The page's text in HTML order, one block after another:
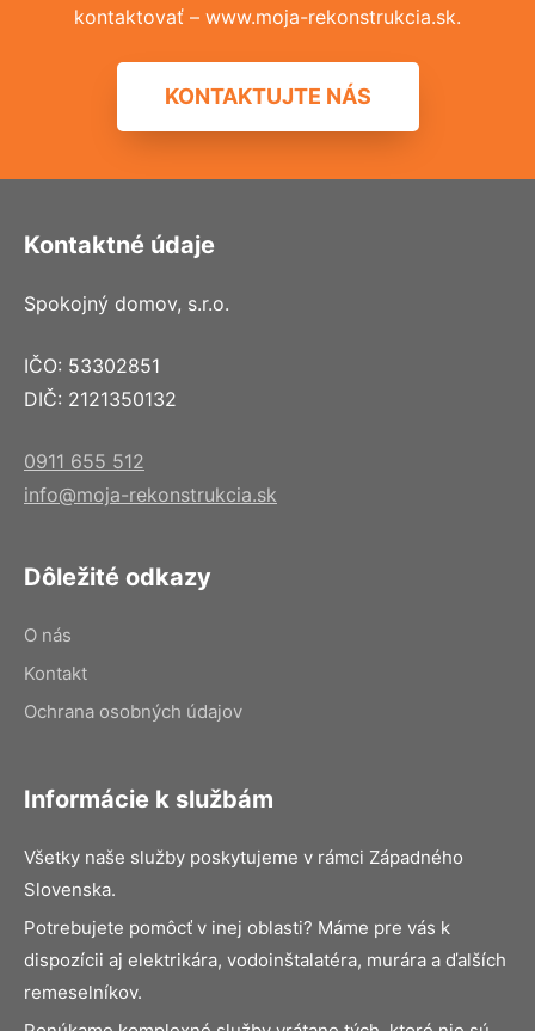
kontaktovať – www.moja-rekonstrukcia.sk.
KONTAKTUJTE NÁS
Kontaktné údaje
Spokojný domov, s.r.o.
IČO: 53302851
DIČ: 2121350132
0911 655 512
info@moja-rekonstrukcia.sk
Dôležité odkazy
O nás
Kontakt
Ochrana osobných údajov
Informácie k službám
Všetky naše služby poskytujeme v rámci Západného
Slovenska.
Potrebujete pomôcť v inej oblasti? Máme pre vás k
dispozícii aj elektrikára, vodoinštalatéra, murára a ďalších
remeselníkov.